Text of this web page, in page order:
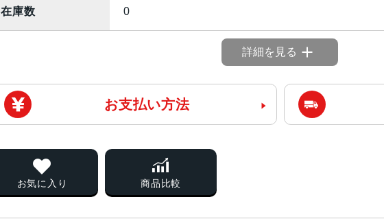
在庫数 0
詳細を見る
お支払い方法
お気に入り 商品比較